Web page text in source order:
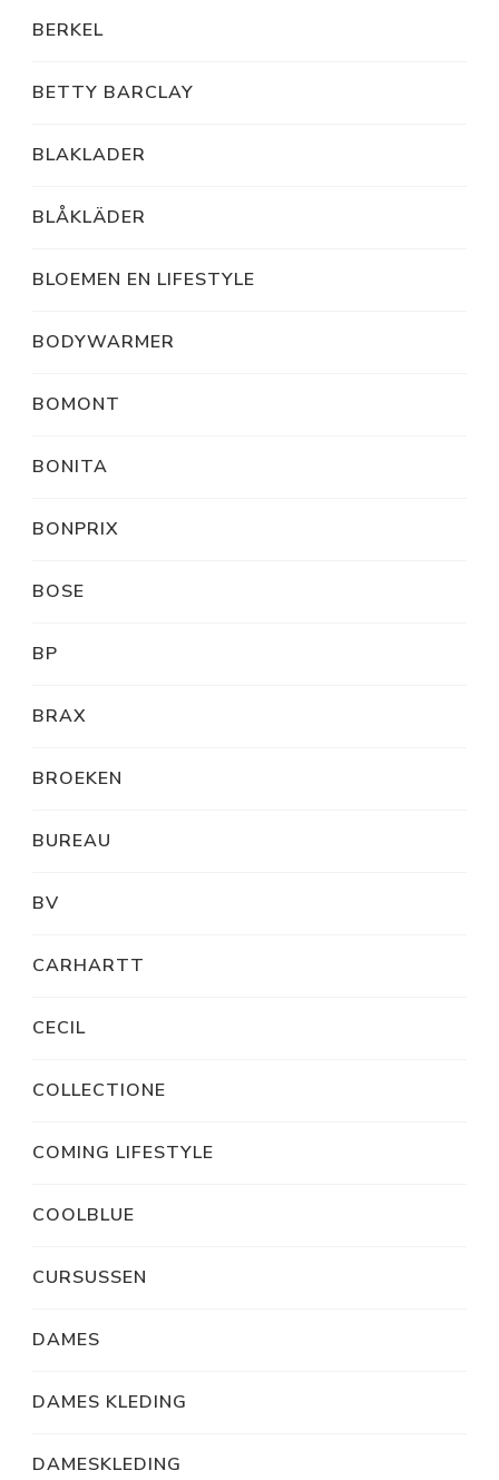
BERKEL
BETTY BARCLAY
BLAKLADER
BLÅKLÄDER
BLOEMEN EN LIFESTYLE
BODYWARMER
BOMONT
BONITA
BONPRIX
BOSE
BP
BRAX
BROEKEN
BUREAU
BV
CARHARTT
CECIL
COLLECTIONE
COMING LIFESTYLE
COOLBLUE
CURSUSSEN
DAMES
DAMES KLEDING
DAMESKLEDING